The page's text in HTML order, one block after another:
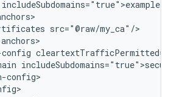
config